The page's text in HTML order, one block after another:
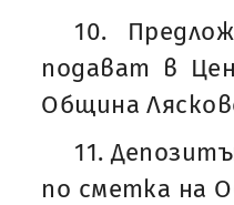
10.
подават в
Община
11.
по сметка на